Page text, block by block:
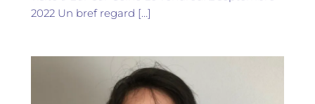
2022 Un bref regard […]